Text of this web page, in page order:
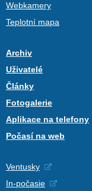
Webkamery
Teplotní mapa
Archiv
Uživatelé
Články
Fotogalerie
Aplikace na telefony
Počasí na web
Ventusky
In-počasie